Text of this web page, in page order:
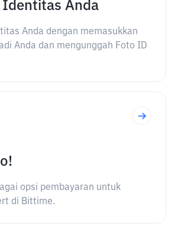
Identitas Anda
Anda dengan memasukkan
Anda dan mengunggah Foto ID
opsi pembayaran untuk
di Bittime.